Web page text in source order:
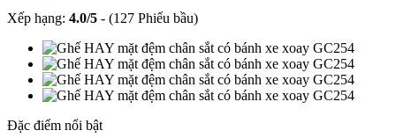
Xếp hạng: 4.0/5 - (127 Phiếu bầu)
Đặc điểm nổi bật